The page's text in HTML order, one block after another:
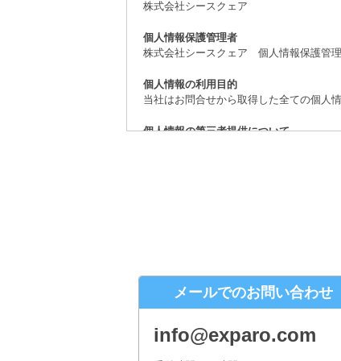
株式会社シースクェア
個人情報保護管理者
株式会社シースクェア 個人情報保護管
個人情報の利用目的
当社はお問合せから取得した全ての個人
個人情報の第三者提供について
取得した個人情報は、法律上許されてい
お問合せから取得した個人情報は委託す
株式会社シースクェア 個人情報お問合せ
〒160-0023 東京都新宿区西新宿６丁目
（受付時間は、平日9時～17時30分 但し
メールでのお問い合わせ
info@exparo.com